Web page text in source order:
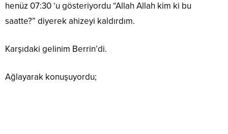
henüz 07:30 ‘u gösteriyordu “Allah Allah kim ki bu
saatte?” diyerek ahizeyi kaldırdım.
Karşıdaki gelinim Berrin’di.
Ağlayarak konuşuyordu;